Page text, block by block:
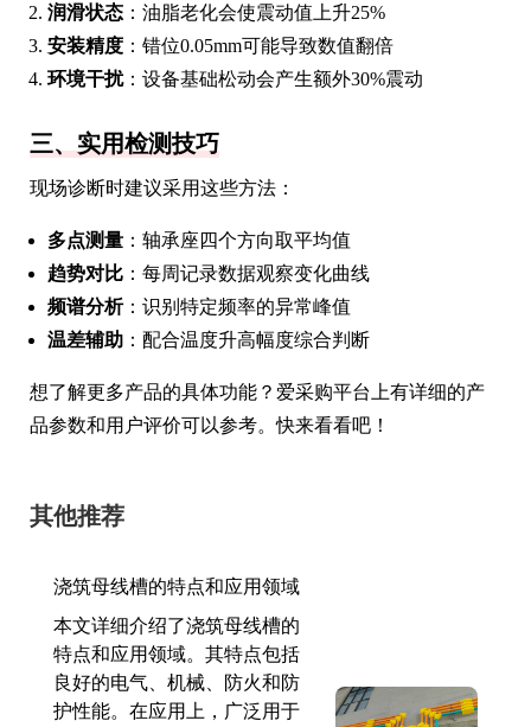
润滑状态 ：油脂老化会使震动值上升25%
安装精度 ：错位0.05mm可能导致数值翻倍
环境干扰：设备基础松动会产生额外30%震动
三、实用检测技巧
现场诊断时建议采用这些方法：
多点测量 ：轴承座四个方向取平均值
趋势对比 ：每周记录数据观察变化曲线
频谱分析：识别特定频率的异常峰值
温差辅助 ：配合温度升高幅度综合判断
想了解更多产品的具体功能？爱采购平台上有详细的产
品参数和用户评价可以参考。快来看看吧！
其他推荐
浇筑母线槽的特点和应用领域
本文详细介绍了浇筑母线槽的
特点和应用领域。其特点包括
良好的电气、机械、防火和防
护性能。在应用上，广泛用于